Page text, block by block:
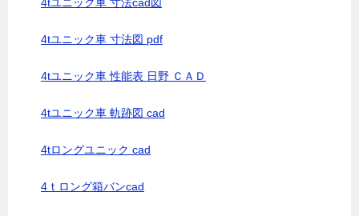
4tユニック車 寸法図 pdf
4tユニック車 性能表 日野 ＣＡＤ
4tユニック車 軌跡図 cad
4tロングユニック cad
4ｔロング箱バンcad